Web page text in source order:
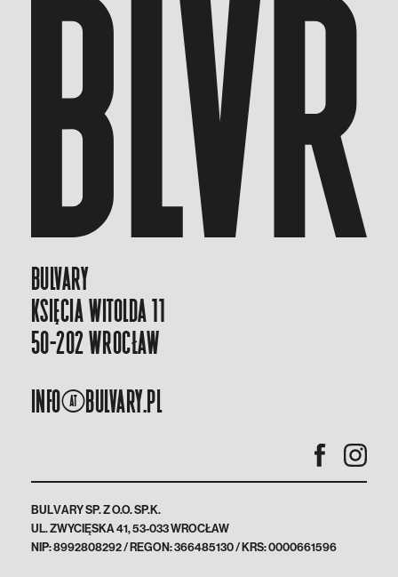
BULVARY
Księcia Witolda 11
50-202 Wrocław
info@bulvary.pl
BULVARY SP. Z O.O. SP.K.
UL. ZWYCIĘSKA 41, 53-033 WROCŁAW
NIP: 8992808292 / REGON: 366485130 / KRS: 0000661596